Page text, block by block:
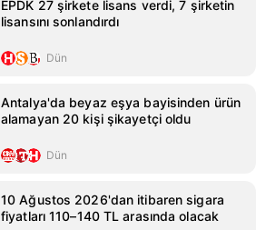
EPDK 27 şirkete lisans verdi, 7 şirketin
lisansını sonlandırdı
Dün
Antalya'da beyaz eşya bayisinden ürün
alamayan 20 kişi şikayetçi oldu
Dün
10 Ağustos 2026'dan itibaren sigara
fiyatları 110–140 TL arasında olacak